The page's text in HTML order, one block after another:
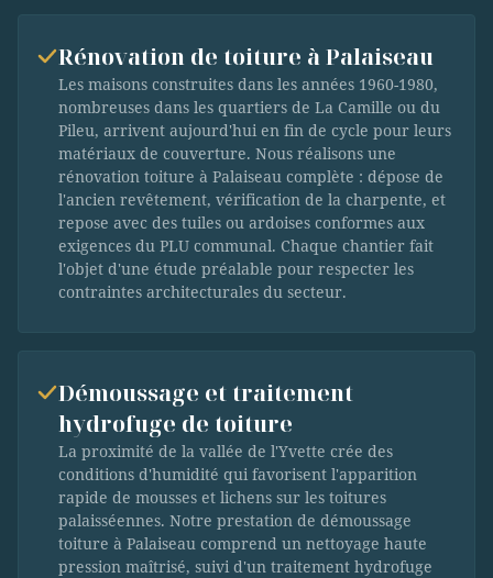
Rénovation de toiture à Palaiseau
Les maisons construites dans les années 1960-1980,
nombreuses dans les quartiers de La Camille ou du
Pileu, arrivent aujourd'hui en fin de cycle pour leurs
matériaux de couverture. Nous réalisons une
rénovation toiture à Palaiseau complète : dépose de
l'ancien revêtement, vérification de la charpente, et
repose avec des tuiles ou ardoises conformes aux
exigences du PLU communal. Chaque chantier fait
l'objet d'une étude préalable pour respecter les
contraintes architecturales du secteur.
Démoussage et traitement
hydrofuge de toiture
La proximité de la vallée de l'Yvette crée des
conditions d'humidité qui favorisent l'apparition
rapide de mousses et lichens sur les toitures
palaisséennes. Notre prestation de démoussage
toiture à Palaiseau comprend un nettoyage haute
pression maîtrisé, suivi d'un traitement hydrofuge